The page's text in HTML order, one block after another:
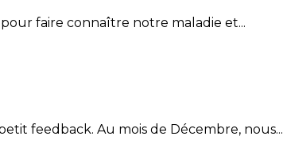
faire connaître notre maladie et...
feedback. Au mois de Décembre, nous...